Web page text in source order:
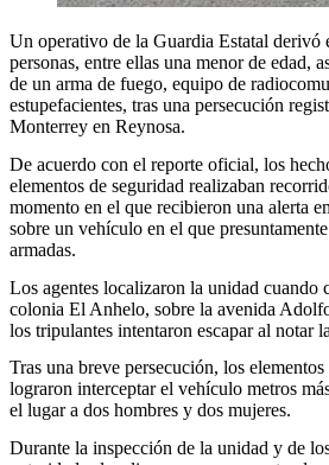
Un operativo de la Guardia Estatal derivó
personas, entre ellas una menor de edad,
de un arma de fuego, equipo de
estupefacientes, tras una persecución
Monterrey en Reynosa.
De acuerdo con el reporte oficial, los
elementos de seguridad realizaban
momento en el que recibieron una alerta
sobre un vehículo en el que
armadas.
Los agentes localizaron la unidad cuando
colonia El Anhelo, sobre la avenida
los tripulantes intentaron escapar al notar
Tras una breve persecución, los
lograron interceptar el vehículo metros
el lugar a dos hombres y dos mujeres.
Durante la inspección de la unidad y de